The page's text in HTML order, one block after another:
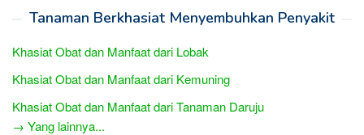
Tanaman Berkhasiat Menyembuhkan Penyakit
Khasiat Obat dan Manfaat dari Lobak
Khasiat Obat dan Manfaat dari Kemuning
Khasiat Obat dan Manfaat dari Tanaman Daruju
→ Yang lainnya...